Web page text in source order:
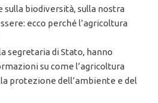
sulla biodiversità, sulla nostra
ecco perché l’agricoltura
segretaria di Stato, hanno
su come l’agricoltura
protezione dell’ambiente e del